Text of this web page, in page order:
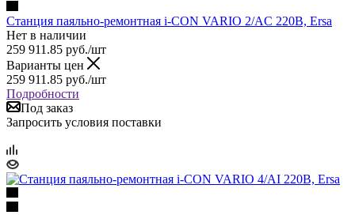
Станция паяльно-ремонтная i-CON VARIO 2/AC 220В, Ersa
Нет в наличии
259 911.85 руб./шт
Варианты цен
259 911.85 руб./шт
Подробности
Под заказ
Запросить условия поставки